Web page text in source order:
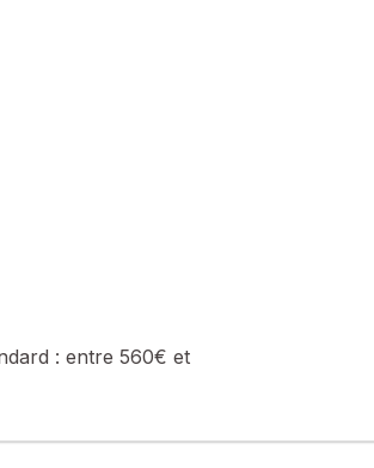
au quotidien.
le site Géorisques : www.georisques.gouv.fr
: entre 560€ et